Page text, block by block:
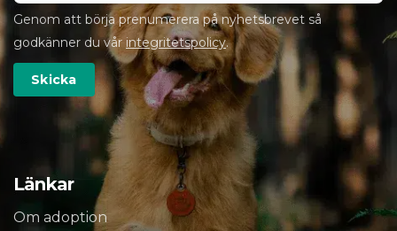
Länkar
Om adoption
Genom att börja prenumerera på nyhetsbrevet så
godkänner du vår integritetspolicy.